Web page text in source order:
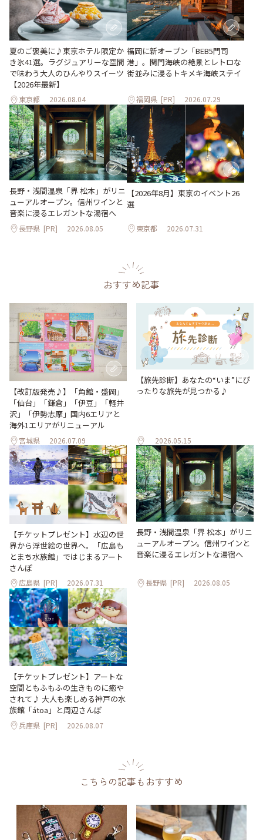
夏のご褒美に♪東京ホテル限定か
き氷41選。ラグジュアリーな空間
で味わう大人のひんやりスイーツ
【2026年最新】
東京都 2026.08.04
福岡に新オープン「BEB5門司
港」。関門海峡の絶景とレトロな
街並みに浸るトキメキ海峡ステイ
福岡県 [PR] 2026.07.29
長野・浅間温泉「界 松本」がリニ
ューアルオープン。信州ワインと
音楽に浸るエレガントな湯宿へ
長野県 [PR] 2026.08.05
【2026年8月】東京のイベント26
選
東京都 2026.07.31
おすすめ記事
【改訂版発売♪】「角館・盛岡」
「仙台」「鎌倉」「伊豆」「軽井
沢」「伊勢志摩」国内6エリアと
海外1エリアがリニューアル
宮城県 2026.07.09
【旅先診断】あなたの“いま”にぴ
ったりな旅先が見つかる♪
2026.05.15
【チケットプレゼント】水辺の世
界から浮世絵の世界へ。「広島も
とまち水族館」ではじまるアート
さんぽ
広島県 [PR] 2026.07.31
長野・浅間温泉「界 松本」がリニ
ューアルオープン。信州ワインと
音楽に浸るエレガントな湯宿へ
長野県 [PR] 2026.08.05
【チケットプレゼント】アートな
空間ともふもふの生きものに癒や
されて♪ 大人も楽しめる神戸の水
族館「átoa」と周辺さんぽ
兵庫県 [PR] 2026.08.07
こちらの記事もおすすめ